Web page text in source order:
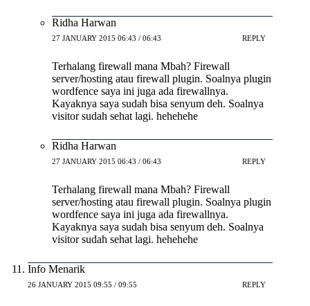
Ridha Harwan
27 JANUARY 2015 06:43 / 06:43 REPLY
Terhalang firewall mana Mbah? Firewall
server/hosting atau firewall plugin. Soalnya plugin
wordfence saya ini juga ada firewallnya.
Kayaknya saya sudah bisa senyum deh. Soalnya
visitor sudah sehat lagi. hehehehe
Ridha Harwan
27 JANUARY 2015 06:43 / 06:43 REPLY
Terhalang firewall mana Mbah? Firewall
server/hosting atau firewall plugin. Soalnya plugin
wordfence saya ini juga ada firewallnya.
Kayaknya saya sudah bisa senyum deh. Soalnya
visitor sudah sehat lagi. hehehehe
Info Menarik
26 JANUARY 2015 09:55 / 09:55 REPLY